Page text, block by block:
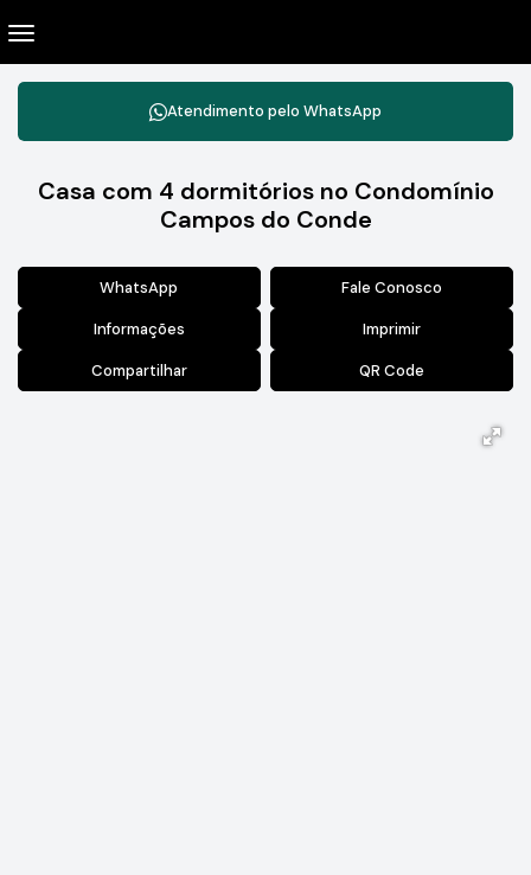
Atendimento pelo WhatsApp
Casa com 4 dormitórios no Condomínio
Campos do Conde
WhatsApp Fale Conosco
Informações Imprimir
Compartilhar QR Code